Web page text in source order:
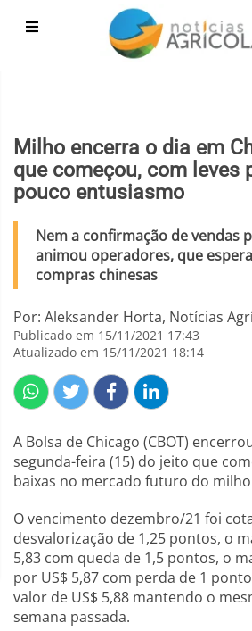
Milho encerra o dia em
que começou, com leves
pouco entusiasmo
Nem a confirmação de vendas
animou operadores, que
compras chinesas
Por: Aleksander Horta, Notícias
Publicado em 15/11/2021 17:43
Atualizado em 15/11/2021 18:14
A Bolsa de Chicago (CBOT)
segunda-feira (15) do jeito que
baixas no mercado futuro do
O vencimento dezembro/21 foi
desvalorização de 1,25 pontos, o
5,83 com queda de 1,5 pontos, o
por US$ 5,87 com perda de 1
valor de US$ 5,88 mantendo o
semana passada.